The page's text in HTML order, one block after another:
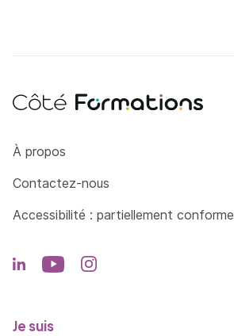
Côté Formations
À propos
Contactez-nous
Accessibilité : partiellement conforme
Je suis